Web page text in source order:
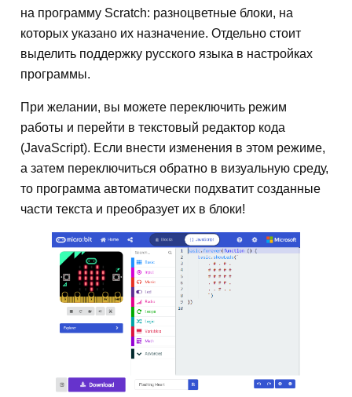
на программу Scratch: разноцветные блоки, на
которых указано их назначение. Отдельно стоит
выделить поддержку русского языка в настройках
программы.
При желании, вы можете переключить режим
работы и перейти в текстовый редактор кода
(JavaScript). Если внести изменения в этом режиме,
а затем переключиться обратно в визуальную среду,
то программа автоматически подхватит созданные
части текста и преобразует их в блоки!